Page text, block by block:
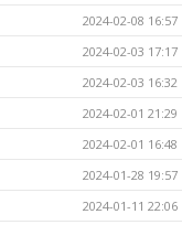
2024-02-08 16:57
2024-02-03 17:17
2024-02-03 16:32
2024-02-01 21:29
2024-02-01 16:48
2024-01-28 19:57
2024-01-11 22:06